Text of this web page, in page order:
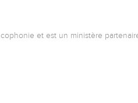
et est un ministère